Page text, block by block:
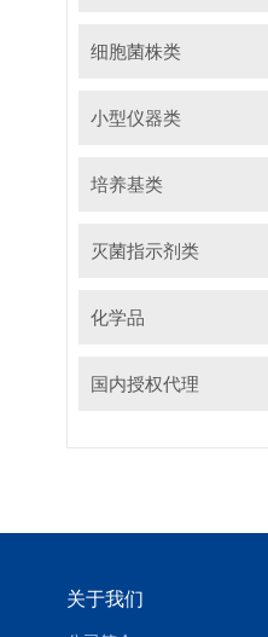
细胞菌株类
小型仪器类
培养基类
灭菌指示剂类
化学品
国内授权代理
关于我们